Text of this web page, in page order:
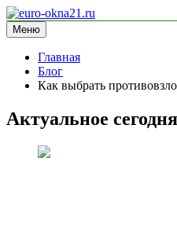
Перейти
к
содержимому
euro-okna21.ru
блог про окна
Меню
Главная
Блог
Как выбрать
Актуальное сегодня